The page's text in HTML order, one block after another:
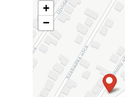
+
−